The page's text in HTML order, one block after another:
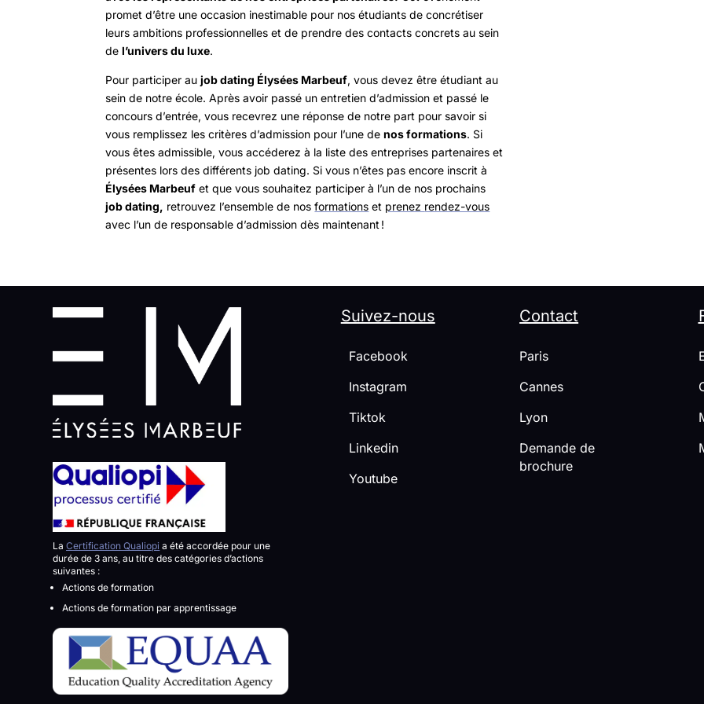
promet d’être une occasion inestimable pour nos étudiants de concrétiser
leurs ambitions professionnelles et de prendre des contacts concrets au sein
del’univers du luxe.
Pour participeraujob dating Élysées Marbeuf, vous devez être étudiantau
sein de notre école. Après avoir passé un entretien d’admission et passé le
concours d’entrée, vous recevrez une réponse de notre part pour savoir si
vous remplissez les critères d’admission pour l’une denos formations. Si
vous êtes admissible,vousaccéderez à la liste des entreprises partenaires et
présentes lors des différents job dating. Sivous n’êtes pas encore inscrit à
Élysées Marbeuf et que vous souhaitez participer à l’un de nos prochains
job dating, retrouvez l’ensemble de nosformations et prenez rendez-vous
avec l’un de responsable d’admissiondès maintenant !
LaCertification Qualiopi a été accordée pour une
durée de 3 ans, au titre des catégories d’actions
suivantes :
Actions de formation
Actions de formation par apprentissage
Suivez-nous
Facebook
Instagram
Tiktok
Linkedin
Youtube
Contact
Paris
Cannes
Lyon
Demande de
brochure